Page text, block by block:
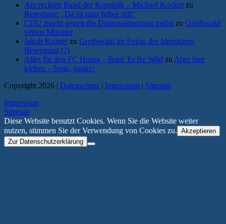
Am rechten Rand der Republik – Michael Kockot zu
Reportage: „Da ist man lieber still“
CDU macht gegen die Diagonalquerung mobil zu Greifswald
versus Münster
Jakob Krüger zu Greifswald im Fokus der Identitären
Bewegung (?)
Alles für den FC Hansa – Born To Be Wild zu Aber hier
kleben – Nein, danke!
Copyright 2026 | Datenschutz | Impressum | Sitemap
Impressum
Sitemap
Diese Website benutzt Cookies. Wenn Sie die Website weiter
nutzen, stimmen Sie der Verwendung von Cookies zu. Akzeptieren
Zur Datenschutzerklärung